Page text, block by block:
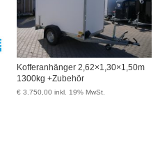
Kofferanhänger 2,62×1,30×1,50m
1300kg +Zubehör
€ 3.750,00 inkl. 19% MwSt.